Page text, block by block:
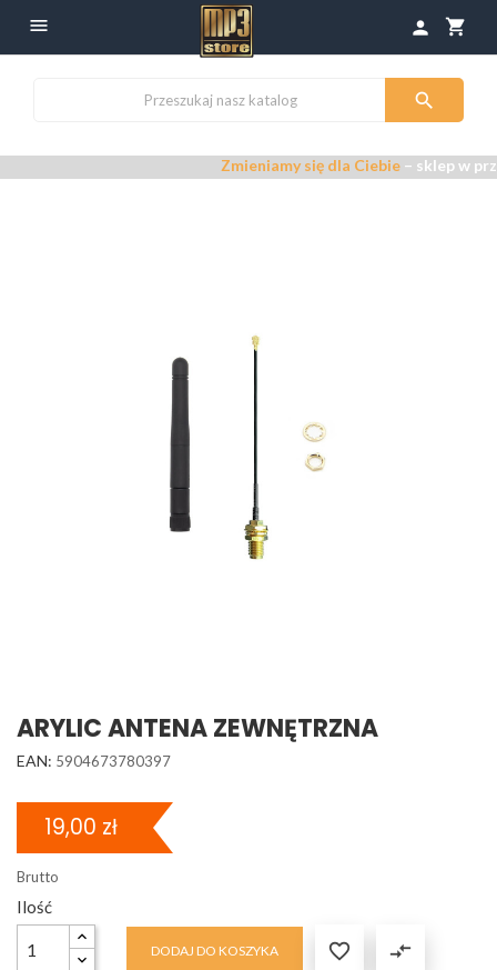
 shopping_cart
person

Zmieniamy się dla Ciebie– sklep w
ARYLIC ANTENA ZEWNĘTRZNA
EAN: 5904673780397
19,00 zł
Brutto
Ilość
DODAJ DO KOSZYKA  compare_arrows